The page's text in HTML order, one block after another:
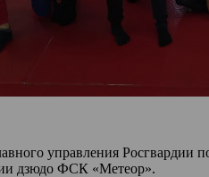
управления Росгвардии
дзюдо ФСК «Метеор».